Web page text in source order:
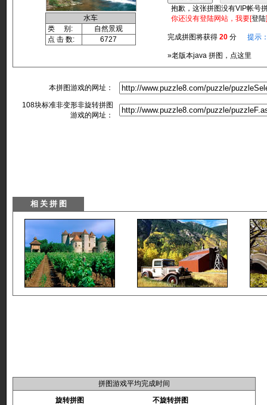
水车
类 别:
自然景观
点 击 数:
6727
抱歉，这张拼图没有VIP帐号
你还没有登陆网站，我要[登陆
完成拼图将获得 20 分 提示
»老版本java 拼图，点这里
本拼图游戏的网址：
108块标准非变形非旋转拼图
游戏的网址：
拼图游戏平均完成时间
旋转拼图
不旋转拼图